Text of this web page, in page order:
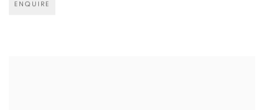
ENQUIRE